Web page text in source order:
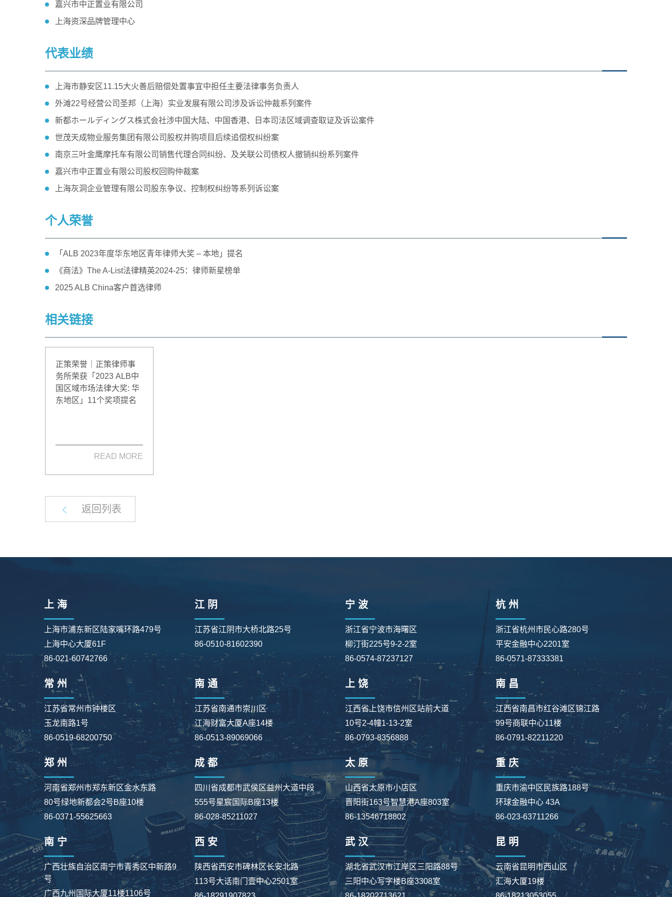
嘉兴市中正置业有限公司
上海资深品牌管理中心
代表业绩
上海市静安区11.15大火善后赔偿处置事宜中担任主要法律事务负责人
外滩22号经营公司圣邦（上海）实业发展有限公司涉及诉讼仲裁系列案件
新都ホールディングス株式会社涉中国大陆、中国香港、日本司法区域调查取证及诉讼案件
世茂天成物业服务集团有限公司股权并购项目后续追偿权纠纷案
南京三叶金鹰摩托车有限公司销售代理合同纠纷、及关联公司债权人撤销纠纷系列案件
嘉兴市中正置业有限公司股权回购仲裁案
上海灰洞企业管理有限公司股东争议、控制权纠纷等系列诉讼案
个人荣誉
「ALB 2023年度华东地区青年律师大奖 – 本地」提名
《商法》The A-List法律精英2024-25：律师新星榜单
2025 ALB China客户首选律师
相关链接
正策荣誉｜正策律师事
务所荣获「2023 ALB中
国区域市场法律大奖: 华
东地区」11个奖项提名
READ MORE
返回列表
上 海
上海市浦东新区陆家嘴环路479号
上海中心大厦61F
86-021-60742766
江 阴
江苏省江阴市大桥北路25号
86-0510-81602390
宁 波
浙江省宁波市海曙区
柳汀街225号9-2-2室
86-0574-87237127
杭 州
浙江省杭州市民心路280号
平安金融中心2201室
86-0571-87333381
常 州
江苏省常州市钟楼区
玉龙南路1号
86-0519-68200750
南 通
江苏省南通市崇川区
江海财富大厦A座14楼
86-0513-89069066
上 饶
江西省上饶市信州区站前大道
10号2-4幢1-13-2室
86-0793-8356888
南 昌
江西省南昌市红谷滩区锦江路
99号商联中心11楼
86-0791-82211220
郑 州
河南省郑州市郑东新区金水东路
80号绿地新都会2号B座10楼
86-0371-55625663
成 都
四川省成都市武侯区益州大道中段
555号星宸国际B座13楼
86-028-85211027
太 原
山西省太原市小店区
晋阳街163号智慧港A座803室
86-13546718802
重 庆
重庆市渝中区民族路188号
环球金融中心 43A
86-023-63711266
南 宁
广西壮族自治区南宁市青秀区中新路9
号
广西九州国际大厦11楼1106号
西 安
陕西省西安市碑林区长安北路
113号大话南门壹中心2501室
武 汉
湖北省武汉市江岸区三阳路88号
三阳中心写字楼B座3308室
昆 明
云南省昆明市西山区
汇海大厦19楼